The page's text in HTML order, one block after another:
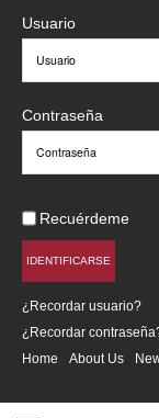
Usuario
Contraseña
Recuérdeme
IDENTIFICARSE
¿Recordar usuario?
¿Recordar
Home
About Us